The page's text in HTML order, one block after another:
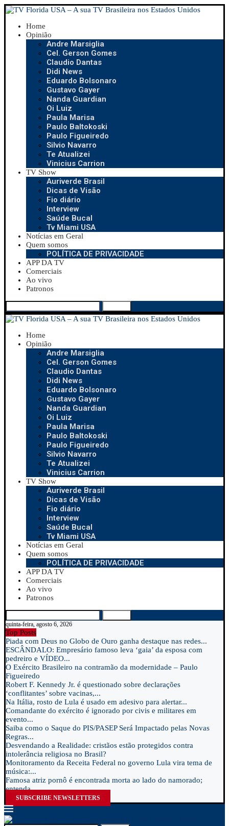
Home
Opinião
Andre Marsiglia
Cel. Gerson Gomes
Claudio Dantas
Didi News
Eduardo Bolsonaro
Gustavo Gayer
Nanda Guardian
Oi Luiz
Paula Marisa
Paulo Baltokoski
Paulo Figueiredo
Silvio Navarro
Te Atualizei
Vinicius Carrion
TV Show
Auriverde Brasil
Dicas de Visão
Fio diário
Interview
Saúde Bucal
Tv Miami USA
Notícias em Geral
Quem somos
POLÍTICA DE PRIVACIDADE
APP DA TV
Comerciais
Ao vivo
Patronos
Home
Opinião
Andre Marsiglia
Cel. Gerson Gomes
Claudio Dantas
Didi News
Eduardo Bolsonaro
Gustavo Gayer
Nanda Guardian
Oi Luiz
Paula Marisa
Paulo Baltokoski
Paulo Figueiredo
Silvio Navarro
Te Atualizei
Vinicius Carrion
TV Show
Auriverde Brasil
Dicas de Visão
Fio diário
Interview
Saúde Bucal
Tv Miami USA
Notícias em Geral
Quem somos
POLÍTICA DE PRIVACIDADE
APP DA TV
Comerciais
Ao vivo
Patronos
quinta-feira, agosto 6, 2026
Top Posts
Piada com Deus no Globo de Ouro ganha destaque nas redes...
ESCÂNDALO: Empresário famoso leva ‘gaia’ da esposa com
pedreiro e VÍDEO...
O Exército Brasileiro na contramão da modernidade – Paulo
Figueiredo
Robert F. Kennedy Jr. é questionado sobre declarações
‘conflitantes’ sobre vacinas,...
Na Itália, rosto de Lula é usado em adesivo para alertar...
Comandante do exército é ignorado por civis e militares em
evento...
Saiba como o Saque do PIS/PASEP Será Impactado pelas Novas
Regras...
Desvendando a Realidade: cristãos estão protegidos contra
intolerância religiosa no Brasil?
Monitoramento da Receita Federal no governo Lula vira tema de
música:...
Famosa atriz pornô é encontrada morta ao lado do namorado;
entenda...
SUBSCRIBE NEWSLETTERS